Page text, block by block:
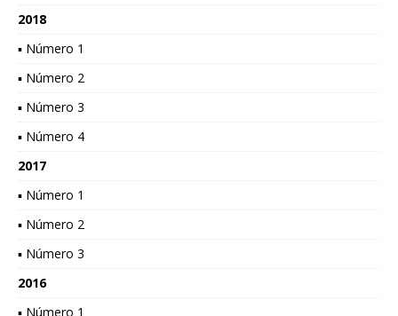
2018
▪ Número 1
▪ Número 2
▪ Número 3
▪ Número 4
2017
▪ Número 1
▪ Número 2
▪ Número 3
2016
▪ Número 1